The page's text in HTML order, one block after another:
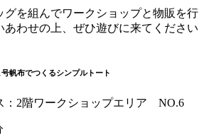
グを組んでワークショップと物販を行
あわせの上、ぜひ遊びに来てください
帆布でつくるシンプルトート
：2階ワークショップエリア NO.6